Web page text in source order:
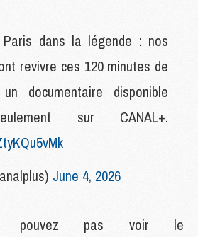
dans la légende : nos
revivre ces 120 minutes de
documentaire disponible
sur CANAL+.
June 4, 2026
pas voir le